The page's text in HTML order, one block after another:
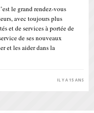
le grand rendez-vous
avec toujours plus
et de services à portée de
de ses nouveaux
et les aider dans la
IL Y A 15 ANS